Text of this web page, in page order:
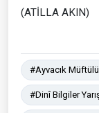
(ATİLLA AKIN)
#Ayvacık
#Dinî Bilgiler